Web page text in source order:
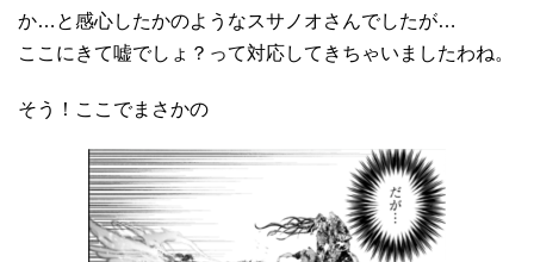
か…と感心したかのようなスサノオさんでしたが…
ここにきて嘘でしょ？って対応してきちゃいましたわね。
そう！ここでまさかの